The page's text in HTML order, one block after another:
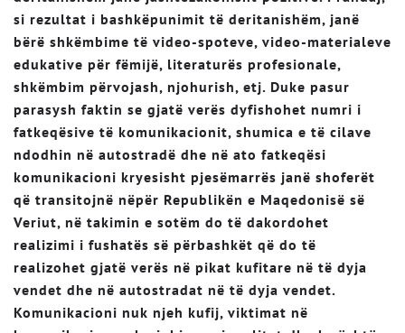
si rezultat i bashkëpunimit të deritanishëm, janë
bërë shkëmbime të video-spoteve, video-materialeve
edukative për fëmijë, literaturës profesionale,
shkëmbim përvojash, njohurish, etj. Duke pasur
parasysh faktin se gjatë verës dyfishohet numri i
fatkeqësive të komunikacionit, shumica e të cilave
ndodhin në autostradë dhe në ato fatkeqësi
komunikacioni kryesisht pjesëmarrës janë shoferët
që transitojnë nëpër Republikën e Maqedonisë së
Veriut, në takimin e sotëm do të dakordohet
realizimi i fushatës së përbashkët që do të
realizohet gjatë verës në pikat kufitare në të dyja
vendet dhe në autostradat në të dyja vendet.
Komunikacioni nuk njeh kufij, viktimat në